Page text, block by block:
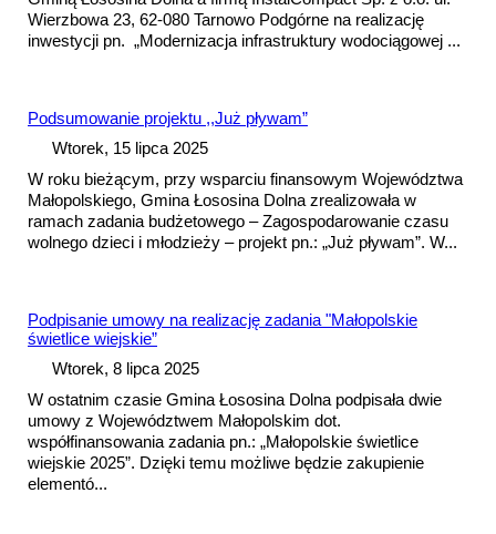
Wierzbowa 23, 62-080 Tarnowo Podgórne na realizację
inwestycji pn. „Modernizacja infrastruktury wodociągowej ...
Podsumowanie projektu ,,Już pływam”
Wtorek, 15 lipca 2025
W roku bieżącym, przy wsparciu finansowym Województwa
Małopolskiego, Gmina Łososina Dolna zrealizowała w
ramach zadania budżetowego – Zagospodarowanie czasu
wolnego dzieci i młodzieży – projekt pn.: „Już pływam”. W...
Podpisanie umowy na realizację zadania "Małopolskie
świetlice wiejskie”
Wtorek, 8 lipca 2025
W ostatnim czasie Gmina Łososina Dolna podpisała dwie
umowy z Województwem Małopolskim dot.
współfinansowania zadania pn.: „Małopolskie świetlice
wiejskie 2025”. Dzięki temu możliwe będzie zakupienie
elementó...